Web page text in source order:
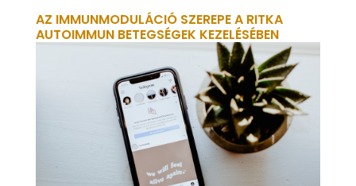
AZ IMMUNMODULÁCIÓ SZEREPE A RITKA
AUTOIMMUN BETEGSÉGEK KEZELÉSÉBEN